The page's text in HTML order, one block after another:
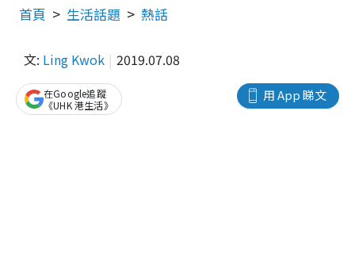
首頁 生活話題 熱話
文: Ling Kwok 2019.07.08
用 App 睇文
在Google追蹤
《UHK 港生活》